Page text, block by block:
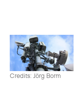
Credits: Jörg Borm